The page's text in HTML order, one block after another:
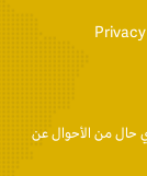
أي حال من الأحوال عن